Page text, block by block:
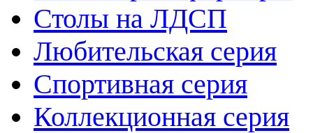
Столы на ЛДСП
Любительская серия
Спортивная серия
Коллекционная серия